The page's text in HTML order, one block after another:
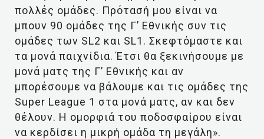
πολλές ομάδες. Πρότασή μου είναι να
μπουν 90 ομάδες της Γ’ Εθνικής συν τις
ομάδες των SL2 και SL1. Σκεφτόμαστε και
τα μονά παιχνίδια. Έτσι θα ξεκινήσουμε με
μονά ματς της Γ’ Εθνικής και αν
μπορέσουμε να βάλουμε και τις ομάδες της
Super League 1 στα μονά ματς, αν και δεν
θέλουν. Η ομορφιά του ποδοσφαίρου είναι
να κερδίσει η μικρή ομάδα τη μεγάλη».